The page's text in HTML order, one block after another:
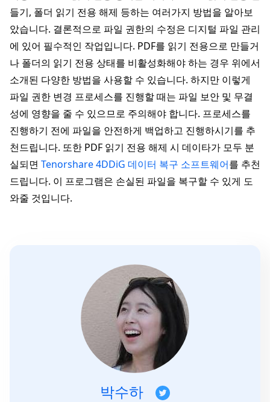
들기, 폴더 읽기 전용 해제 등하는 여러가지 방법을 알아보
았습니다. 결론적으로 파일 권한의 수정은 디지털 파일 관리
에 있어 필수적인 작업입니다. PDF를 읽기 전용으로 만들거
나 폴더의 읽기 전용 상태를 비활성화해야 하는 경우 위에서
소개된 다양한 방법을 사용할 수 있습니다. 하지만 이렇게
파일 권한 변경 프로세스를 진행할 때는 파일 보안 및 무결
성에 영향을 줄 수 있으므로 주의해야 합니다. 프로세스를
진행하기 전에 파일을 안전하게 백업하고 진행하시기를 추
천드립니다. 또한 PDF 읽기 전용 해제 시 데이타가 모두 분
실되면 Tenorshare 4DDiG 데이터 복구 소프트웨어를 추천
드립니다. 이 프로그램은 손실된 파일을 복구할 수 있게 도
와줄 것입니다.
박수하